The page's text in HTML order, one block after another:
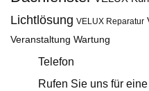
Lichtlösung VELUX Reparatur
Veranstaltung Wartung
Telefon
Rufen Sie uns für